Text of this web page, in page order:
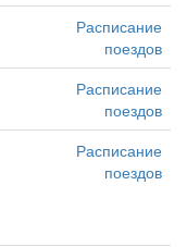
Расписание
поездов
Расписание
поездов
Расписание
поездов